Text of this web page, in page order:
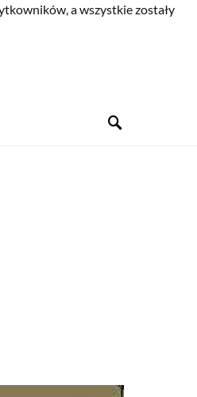
a wszystkie zostały